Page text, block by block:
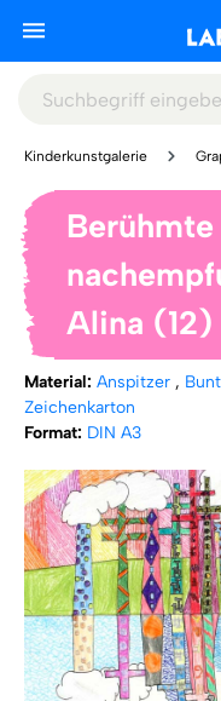
Kinderkunstgalerie
Alina (12)
Material: Anspitzer ,
Zeichenkarton
Format: DIN A3